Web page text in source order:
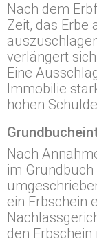
Nach dem
Zeit, das Erbe
verlängert
Eine
Immobilie
hohen
Nach
im
ein Erbschein
den